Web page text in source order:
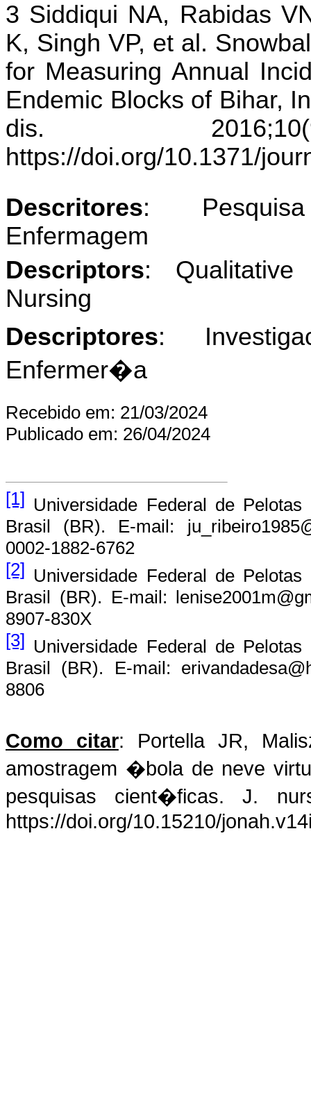
3 Siddiqui NA, Rabidas
K, Singh VP, et al.
for Measuring Annual
Endemic Blocks of Bihar,
dis.
https://doi.org/10.1371/
Descritores: Pesquisa
Enfermagem
Descriptors: Qualitative
Nursing
Descriptores:
Enfermer�a
Recebido em: 21/03/2024
Publicado em: 26/04/2024
[1] Universidade Federal de
Brasil (BR). E-mail:
0002-1882-6762
[2] Universidade Federal de
Brasil (BR). E-mail:
8907-830X
[3] Universidade Federal de
Brasil (BR). E-mail:
8806
Como citar: Portella JR,
amostragem �bola de neve
pesquisas cient�ficas. J.
https://doi.org/10.15210/